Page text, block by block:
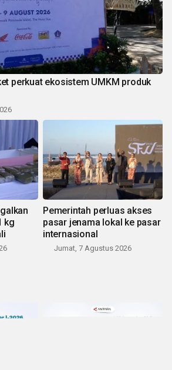
perkuat ekosistem UMKM produk
kg
Pemerintah perluas akses
pasar jenama lokal ke pasar
internasional
Jumat, 7 Agustus 2026